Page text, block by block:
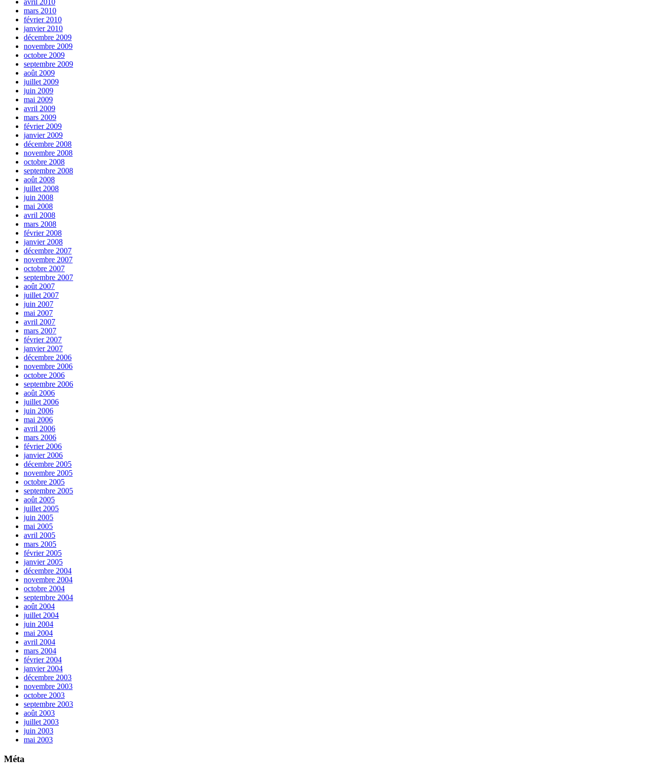
avril 2010
mars 2010
février 2010
janvier 2010
décembre 2009
novembre 2009
octobre 2009
septembre 2009
août 2009
juillet 2009
juin 2009
mai 2009
avril 2009
mars 2009
février 2009
janvier 2009
décembre 2008
novembre 2008
octobre 2008
septembre 2008
août 2008
juillet 2008
juin 2008
mai 2008
avril 2008
mars 2008
février 2008
janvier 2008
décembre 2007
novembre 2007
octobre 2007
septembre 2007
août 2007
juillet 2007
juin 2007
mai 2007
avril 2007
mars 2007
février 2007
janvier 2007
décembre 2006
novembre 2006
octobre 2006
septembre 2006
août 2006
juillet 2006
juin 2006
mai 2006
avril 2006
mars 2006
février 2006
janvier 2006
décembre 2005
novembre 2005
octobre 2005
septembre 2005
août 2005
juillet 2005
juin 2005
mai 2005
avril 2005
mars 2005
février 2005
janvier 2005
décembre 2004
novembre 2004
octobre 2004
septembre 2004
août 2004
juillet 2004
juin 2004
mai 2004
avril 2004
mars 2004
février 2004
janvier 2004
décembre 2003
novembre 2003
octobre 2003
septembre 2003
août 2003
juillet 2003
juin 2003
mai 2003
Méta